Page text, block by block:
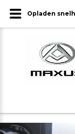
Opladen